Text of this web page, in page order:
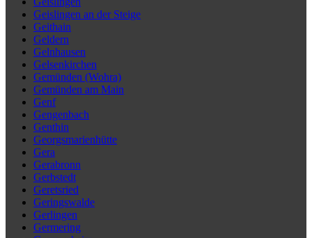
Geislingen an der Steige
Geithain
Geldern
Gelnhausen
Gelsenkirchen
Gemünden (Wohra)
Gemünden am Main
Genf
Gengenbach
Genthin
Georgsmarienhütte
Gera
Gerabronn
Gerbstedt
Geretsried
Geringswalde
Gerlingen
Germering